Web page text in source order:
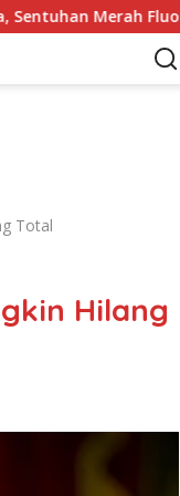
Fluoresen Jadi Sorotan
Total
Hilang